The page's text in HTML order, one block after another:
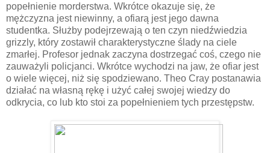
popełnienie morderstwa. Wkrótce okazuje się, że
mężczyzna jest niewinny, a ofiarą jest jego dawna
studentka. Służby podejrzewają o ten czyn niedźwiedzia
grizzly, który zostawił charakterystyczne ślady na ciele
zmarłej. Profesor jednak zaczyna dostrzegać coś, czego nie
zauważyli policjanci. Wkrótce wychodzi na jaw, że ofiar jest
o wiele więcej, niż się spodziewano. Theo Cray postanawia
działać na własną rękę i użyć całej swojej wiedzy do
odkrycia, co lub kto stoi za popełnieniem tych przestępstw.